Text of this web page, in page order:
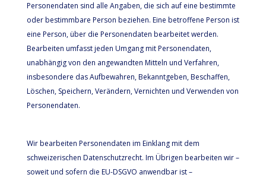
Personendaten sind alle Angaben, die sich auf eine bestimmte
oder bestimmbare Person beziehen. Eine betroffene Person ist
eine Person, über die Personendaten bearbeitet werden.
Bearbeiten umfasst jeden Umgang mit Personendaten,
unabhängig von den angewandten Mitteln und Verfahren,
insbesondere das Aufbewahren, Bekanntgeben, Beschaffen,
Löschen, Speichern, Verändern, Vernichten und Verwenden von
Personendaten.
Wir bearbeiten Personendaten im Einklang mit dem
schweizerischen Datenschutzrecht. Im Übrigen bearbeiten wir –
soweit und sofern die EU-DSGVO anwendbar ist –